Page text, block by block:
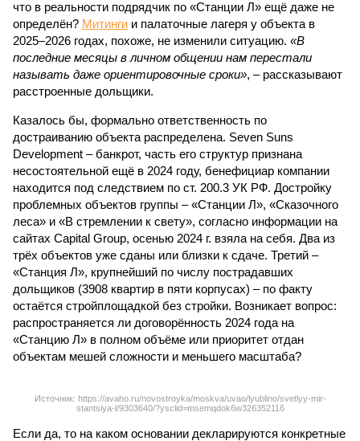
что в реальности подрядчик по «Станции Л» ещё даже не
определён? Митинги и палаточные лагеря у объекта в
2025–2026 годах, похоже, не изменили ситуацию. «В
последние месяцы в личном общении нам перестали
называть даже ориентировочные сроки», – рассказывают
расстроенные дольщики.
Казалось бы, формально ответственность по
достраиванию объекта распределена. Seven Suns
Development – банкрот, часть его структур признана
несостоятельной ещё в 2024 году, бенефициар компании
находится под следствием по ст. 200.3 УК РФ. Достройку
проблемных объектов группы – «Станции Л», «Сказочного
леса» и «В стремлении к свету», согласно информации на
сайтах Capital Group, осенью 2024 г. взяла на себя. Два из
трёх объектов уже сданы или близки к сдаче. Третий –
«Станция Л», крупнейший по числу пострадавших
дольщиков (3908 квартир в пяти корпусах) – по факту
остаётся стройплощадкой без стройки. Возникает вопрос:
распространяется ли договорённость 2024 года на
«Станцию Л» в полном объёме или приоритет отдан
объектам мешей сложности и меньшего масштаба?
Источник: https://avaho.ru/novostroyka/moskva/uvao/lyublino/svetlyy-mir-
stantsiya-l/9303640/?ysclid=msemqdok6w326352116
Если да, то на каком основании декларируются конкретные